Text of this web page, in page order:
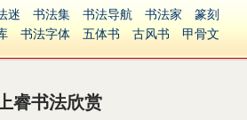
迷 书法集 书法导航 书法家
篆刻
书法字体 五体书 古风书
甲骨文
字形 大字 篆刻之家
中医 象棋 游戏
睿书法欣赏